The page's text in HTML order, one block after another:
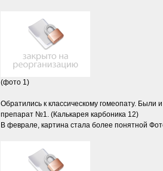
(фото 1)
Обратились к классическому гомеопату.
препарат №1. (Калькарея карбоника 12)
В феврале, картина стала более понятной